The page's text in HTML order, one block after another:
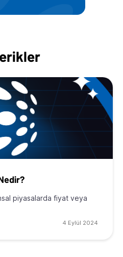
piyasalarda fiyat veya
4 Eylül 2024